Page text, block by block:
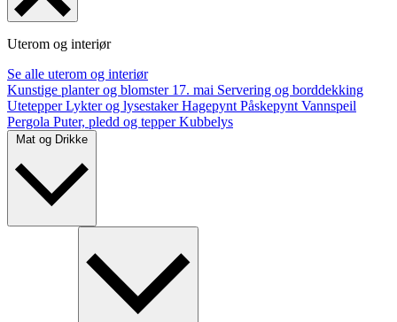
Uterom og interiør
Se alle uterom og interiør
Kunstige planter og blomster 17. mai Servering og borddekking
UtetepperLykter og lysestakerHagepynt Påskepynt Vannspeil
Pergola Puter, pledd og tepperKubbelys